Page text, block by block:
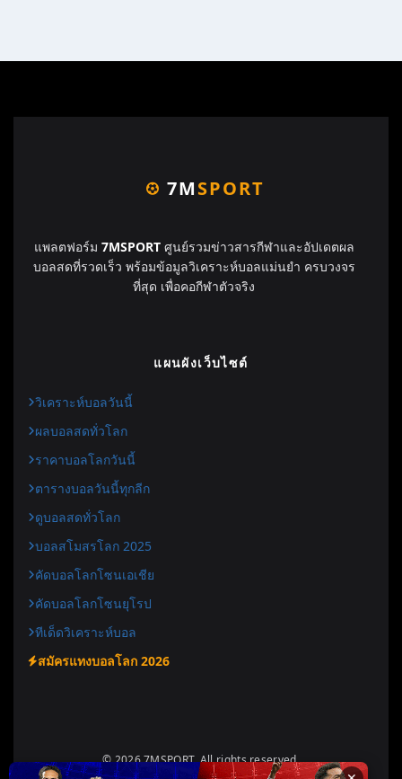
7MSPORT
แพลตฟอร์ม 7MSPORTศูนย์รวมข่าวสารกีฬาและอัปเดตผล
บอลสดที่รวดเร็ว พร้อมข้อมูลวิเคราะห์บอลแม่นยำ ครบวงจร
ที่สุด เพื่อคอกีฬาตัวจริง
แผนผังเว็บไซต์
วิเคราะห์บอลวันนี้
ผลบอลสดทั่วโลก
ราคาบอลโลกวันนี้
ตารางบอลวันนี้ทุกลีก
ดูบอลสดทั่วโลก
บอลสโมสรโลก 2025
คัดบอลโลกโซนเอเชีย
คัดบอลโลกโซนยุโรป
ทีเด็ดวิเคราะห์บอล
สมัครแทงบอลโลก 2026
© 2026 7MSPORT. All rights reserved.